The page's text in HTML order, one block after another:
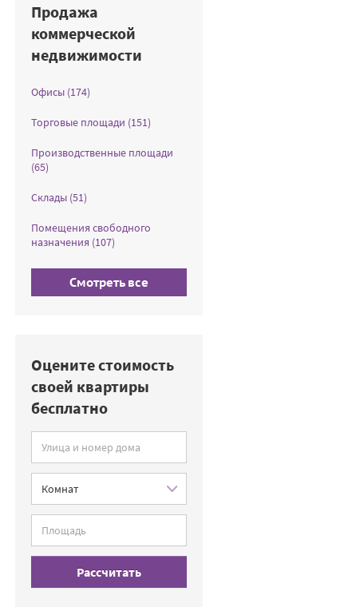
Продажа
коммерческой
недвижимости
Офисы (174)
Торговые площади (151)
Производственные площади
(65)
Склады (51)
Помещения свободного
назначения (107)
Смотреть все
Оцените стоимость
своей квартиры
бесплатно
Рассчитать